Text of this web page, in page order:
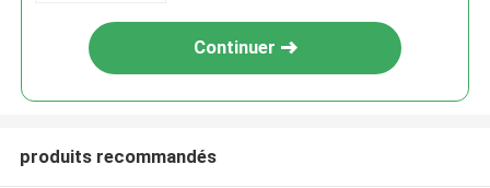
Continuer
produits recommandés